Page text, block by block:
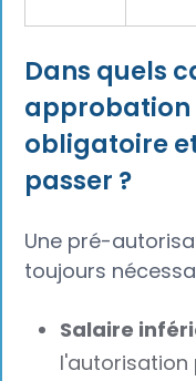
Dans quels
approbation
obligatoire
passer ?
Une pré-
toujours
Salaire
l'autorisation